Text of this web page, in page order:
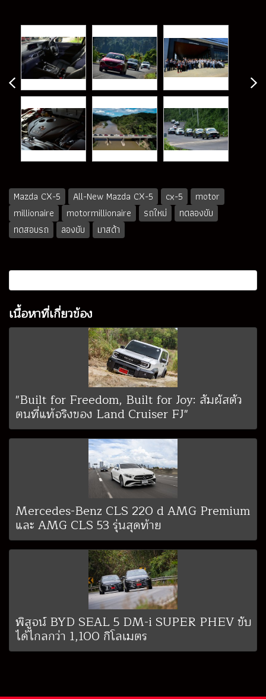
Mazda CX-5 All-New Mazda CX-5 cx-5
motor
millionaire
motormillionaire รถใหม่
ทดลองขับ
ทดสอบรถ
ลองขับ มาสด้า
เนื้อหาที่เกี่ยวข้อง
"Built for Freedom, Built for Joy: สัมผัสตัว
ตนที่แท้จริงของ Land Cruiser FJ"
Mercedes-Benz CLS 220 d AMG Premium
และ AMG CLS 53 รุ่นสุดท้าย
พิสูจน์ BYD SEAL 5 DM-i SUPER PHEV ขับ
ได้ไกลกว่า 1,100 กิโลเมตร